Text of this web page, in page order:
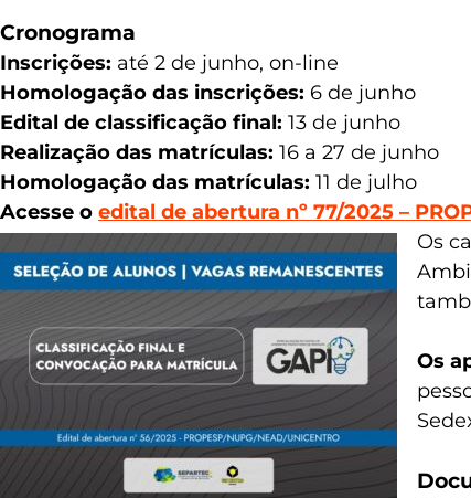
Cronograma
Inscrições: até 2 de junho, on-line
Homologação das inscrições: 6 de junho
Edital de classificação final: 13 de junho
Realização das matrículas: 16 a 27 de junho
Homologação das matrículas: 11 de julho
Acesse o edital de abertura nº 77/2025 –
Os
Os